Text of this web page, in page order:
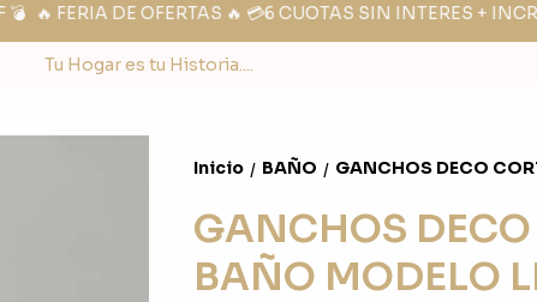
🔥 FERIA DE OFERTAS 🔥 💳6 CUOTAS SIN INTERES +
Tu Hogar es tu Historia....
Inicio / BAÑO / GANCHOS DECO
GANCHOS
BAÑO MODELO